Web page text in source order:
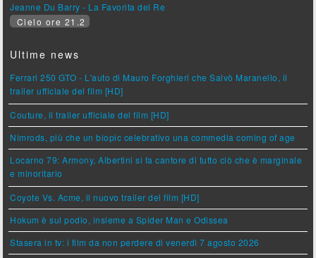
Jeanne Du Barry - La Favorita del Re
Cielo ore 21.2
Ultime news
Ferrari 250 GTO - L'auto di Mauro Forghieri che Salvò Maranello, il
trailer ufficiale del film [HD]
Couture, il trailer ufficiale del film [HD]
Nimrods, più che un biopic celebrativo una commedia coming of age
Locarno 79: Armony, Albertini si fa cantore di tutto ciò che è marginale
e minoritario
Coyote Vs. Acme, il nuovo trailer del film [HD]
Hokum è sul podio, insieme a Spider Man e Odissea
Stasera in tv: i film da non perdere di venerdì 7 agosto 2026